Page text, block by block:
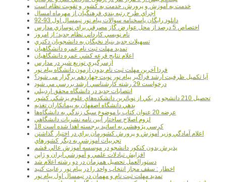
خدمت به آموزش و پرورش، خدمت به کشور و تقويت نظام است
اجراي طرح رتبه بندي فرهنگيان از مهرماه امسال
دانلود رایگان پاسخنامه سوالات پیام نور نیمسال اول 93-92
اختصاص 5 درصد از محل عوارض گاز مصرفي براي نوسازي مدارس
نام نويسي کارداني نظام جديد؛ از امروز
تسهيلات جديد بنياد نخبگان به دانشجويان دکتري
تمديد مهلت ثبت نام عمره دانشگاهيان
اعلام نتايج قرعه کشي عمره دانشگاهيان
ازسرگيري توزيع شير در مدارس
فردا آخرین مهلت ثبت نام بدون آزمون دانشگاه پیام نور
آیا تکمیل ظرفیت ارشد فراگیر پیام نور نوبت چهاردهم برگزار می شود؟
درخواست 29 رشته کارشناسي ارشد بررسي مي شود
انتصابات جديد در دانشگاه محقق اردبيلي
تحصيل 210 دانشجو در يکي از نوپاترين دانشکده‌هاي علوم پزشکي کشور
بدهي دانشگاه اصفهان به پيمانکاران تغذيه
عرضه 20 عنوان کتاب با موضوع سبک زندگي به دانشگاه‌ها
لزوم اصلاح ساختار آيين نامه نشريات دانشگاهي
18 کرسي پژوهشي به اساتيد برجسته اهدا شده است
اعلام آمادگي وزير آموزش و پرورش کشورمان براي در اختيار گذاشتن
تجربيات آموزشي به ديگر کشورهاي
پذيرش بدون کنکور دانشجو در موسسه آموزش عالي قشم
افزايش تبادلات علمي و آموزشي ايران و ژاپن
دستورالعمل تحصیل همزمان در دو رشته اعلام شد
اخطار : سقف مجاز انتخاب واحد را در پیام نور رعایت کنید
تمدید مهلت ثبت نام و مهمان در نیمسال اول پیام نور